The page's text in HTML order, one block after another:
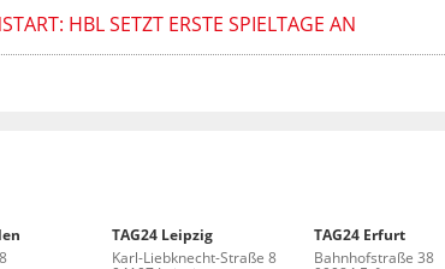
HBL SETZT ERSTE SPIELTAGE AN
TAG24 Leipzig
Karl-Liebknecht-Straße 8
TAG24 Erfurt
Bahnhofstraße 38